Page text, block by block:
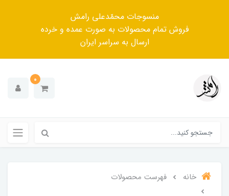
منسوجات محمّدعلی رامش
فروش تمام محصولات به صورت عمده و خرده
ارسال به سراسر ایران
0
خانه فهرست محصولات